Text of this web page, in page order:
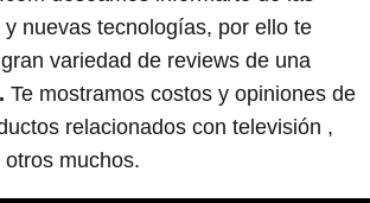
nuevas tecnologías, por ello te
variedad de reviews de una
Te mostramos costos y opiniones de
relacionados con televisión ,
muchos.